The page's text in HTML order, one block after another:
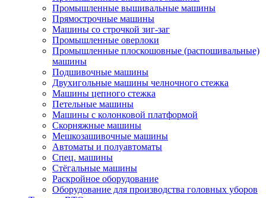
Промышленные вышивальные машины
Прямострочные машины
Машины со строчкой зиг-заг
Промышленные оверлоки
Промышленные плоскошовные (распошивальные)
машины
Подшивочные машины
Двухигольные машины челночного стежка
Машины цепного стежка
Петельные машины
Машины с колонковой платформой
Cкорняжные машины
Мешкозашивочные машины
Автоматы и полуавтоматы
Спец. машины
Стёгальные машины
Раскройное оборудование
Оборудование для производства головных уборов